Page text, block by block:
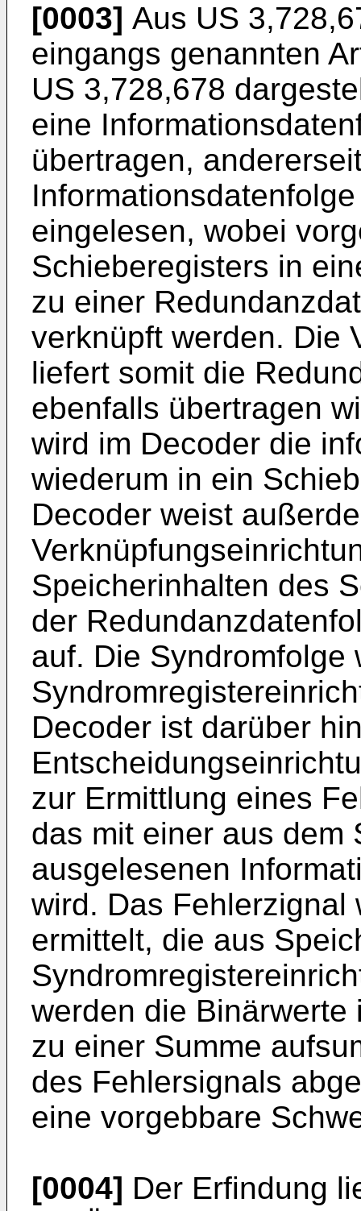
[0003] Aus US
eingangs genannten
US 3,728,678
eine
übertragen,
eingelesen, wobei
Schieberegisters in
zu einer
verknüpft werden. Die
liefert somit die
ebenfalls übertragen
wird im Decoder die
wiederum in ein
Decoder weist
Speicherinhalten des
der
auf. Die Syndromfolge
Decoder ist darüber
zur Ermittlung eines
das mit einer aus dem
ausgelesenen
wird. Das Fehlerzignal
ermittelt, die aus
werden die
zu einer Summe
des Fehlersignals
eine vorgebbare
[0004] Der Erfindung